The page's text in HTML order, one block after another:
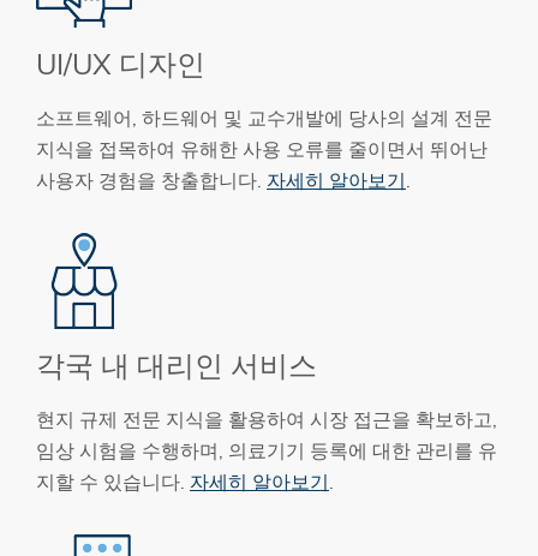
UI/UX 디자인
소프트웨어, 하드웨어 및 교수개발에 당사의 설계 전문
지식을 접목하여 유해한 사용 오류를 줄이면서 뛰어난
사용자 경험을 창출합니다. 자세히 알아보기.
각국 내 대리인 서비스
현지 규제 전문 지식을 활용하여 시장 접근을 확보하고,
임상 시험을 수행하며, 의료기기 등록에 대한 관리를 유
지할 수 있습니다. 자세히 알아보기.